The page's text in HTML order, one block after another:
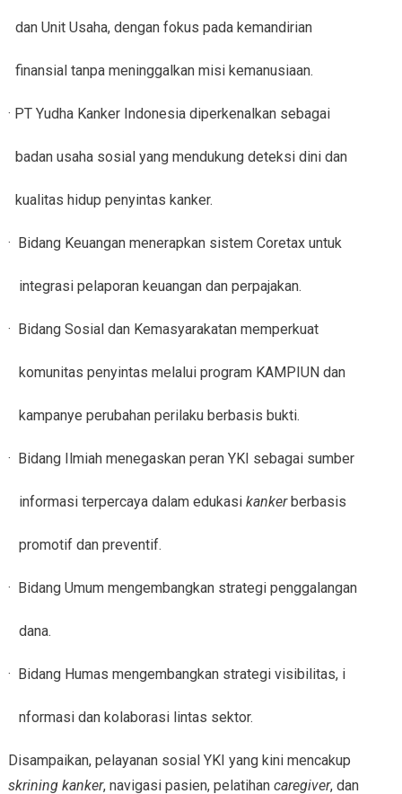
dan Unit Usaha, dengan fokus pada kemandirian
finansial tanpa meninggalkan misi kemanusiaan.
· PT Yudha Kanker Indonesia diperkenalkan sebagai
badan usaha sosial yang mendukung deteksi dini dan
kualitas hidup penyintas kanker.
· Bidang Keuangan menerapkan sistem Coretax untuk
integrasi pelaporan keuangan dan perpajakan.
· Bidang Sosial dan Kemasyarakatan memperkuat
komunitas penyintas melalui program KAMPIUN dan
kampanye perubahan perilaku berbasis bukti.
· Bidang Ilmiah menegaskan peran YKI sebagai sumber
informasi terpercaya dalam edukasi kankerberbasis
promotif dan preventif.
· Bidang Umum mengembangkan strategi penggalangan
dana.
· Bidang Humas mengembangkan strategi visibilitas, i
nformasi dan kolaborasi lintas sektor.
Disampaikan, pelayanan sosial YKI yang kini mencakup
skrining kanker, navigasi pasien, pelatihan caregiver, dan